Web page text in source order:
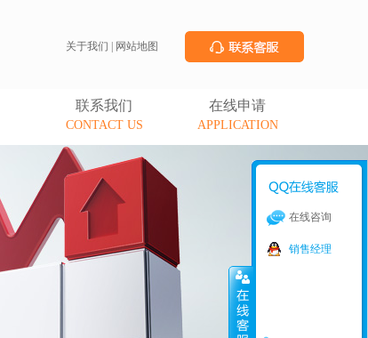
关于我们 网站地图
联系我们
CONTACT US
在线申请
APPLICATION
在线咨询
销售经理